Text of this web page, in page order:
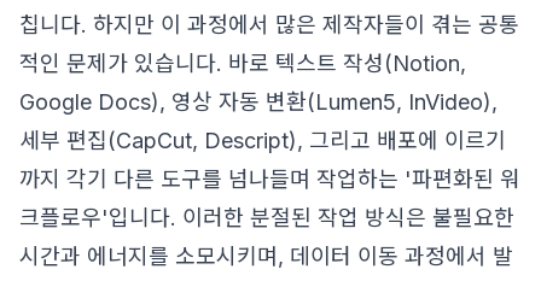
칩니다. 하지만 이 과정에서 많은 제작자들이 겪는 공통
적인 문제가 있습니다. 바로 텍스트 작성(Notion,
Google Docs), 영상 자동 변환(Lumen5, InVideo),
세부 편집(CapCut, Descript), 그리고 배포에 이르기
까지 각기 다른 도구를 넘나들며 작업하는 '파편화된 워
크플로우'입니다. 이러한 분절된 작업 방식은 불필요한
시간과 에너지를 소모시키며, 데이터 이동 과정에서 발